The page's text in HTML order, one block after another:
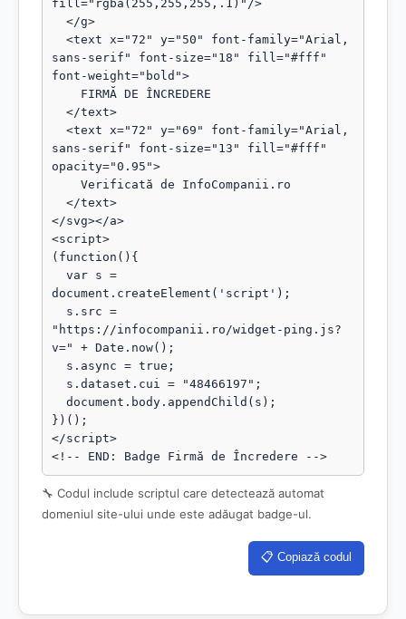
fill="rgba(255,255,255,.1)"/>
sans-serif" font-size="18" fill="#fff"
font-weight="bold">
sans-serif" font-size="13" fill="#fff"
opacity="0.95">
</svg></a>
<script>
(function(){
document.createElement('script');
"https://infocompanii.ro/widget-ping.js?
v=" + Date.now();
})();
</script>
<!-- END: Badge Firmă de Încredere -->
🔧 Codul include scriptul care detectează automat
domeniul site-ului unde este adăugat badge-ul.
📋 Copiază codul